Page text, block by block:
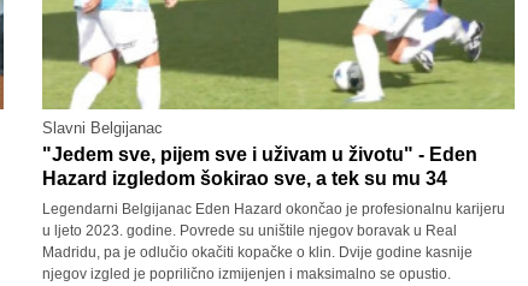
Slavni Belgijanac
"Jedem sve, pijem sve i uživam u životu" - Eden
Hazard izgledom šokirao sve, a tek su mu 34
Legendarni Belgijanac Eden Hazard okončao je profesionalnu karijeru
u ljeto 2023. godine. Povrede su uništile njegov boravak u Real
Madridu, pa je odlučio okačiti kopačke o klin. Dvije godine kasnije
njegov izgled je poprilično izmijenjen i maksimalno se opustio.